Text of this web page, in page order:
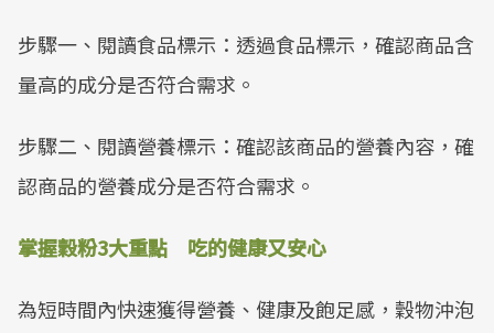
步驟一、閱讀食品標示：透過食品標示，確認商品含
量高的成分是否符合需求。
步驟二、閱讀營養標示：確認該商品的營養內容，確
認商品的營養成分是否符合需求。
掌握穀粉3大重點 吃的健康又安心
為短時間內快速獲得營養、健康及飽足感，穀物沖泡